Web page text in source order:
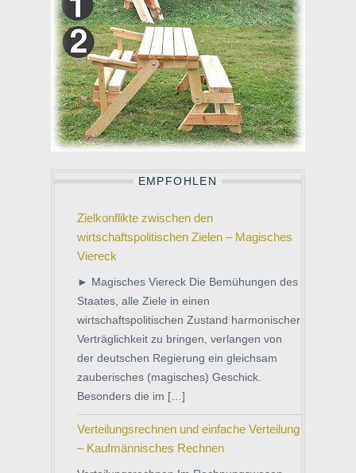
EMPFOHLEN
Zielkonflikte zwischen den
wirtschaftspolitischen Zielen – Magisches
Viereck
► Magisches Viereck Die Bemühungen des
Staates, alle Ziele in einen
wirtschaftspolitischen Zustand harmonischer
Verträglichkeit zu bringen, verlangen von
der deutschen Regierung ein gleichsam
zauberisches (magisches) Geschick.
Besonders die im […]
Verteilungsrechnen und einfache Verteilung
– Kaufmännisches Rechnen